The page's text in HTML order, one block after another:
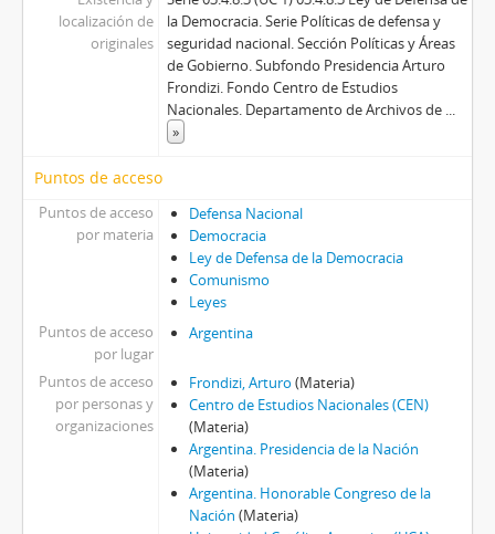
localización de
originales
la Democracia. Serie Políticas de defensa y
seguridad nacional. Sección Políticas y Áreas
de Gobierno. Subfondo Presidencia Arturo
Frondizi. Fondo Centro de Estudios
Nacionales. Departamento de Archivos de ...
»
Puntos de acceso
Puntos de acceso
por materia
Defensa Nacional
Democracia
Ley de Defensa de la Democracia
Comunismo
Leyes
Puntos de acceso
por lugar
Argentina
Puntos de acceso
por personas y
organizaciones
Frondizi, Arturo (Materia)
Centro de Estudios Nacionales (CEN)
(Materia)
Argentina. Presidencia de la Nación
(Materia)
Argentina. Honorable Congreso de la
Nación (Materia)